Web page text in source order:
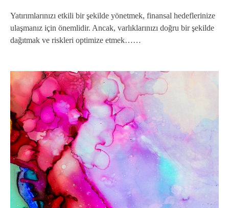
Yatırımlarınızı etkili bir şekilde yönetmek, finansal hedeflerinize
ulaşmanız için önemlidir. Ancak, varlıklarınızı doğru bir şekilde
dağıtmak ve riskleri optimize etmek……